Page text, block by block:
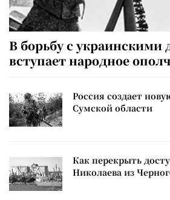
В борьбу с украинскими
вступает народное
Россия создает
Сумской области
Как перекрыть
Николаева из